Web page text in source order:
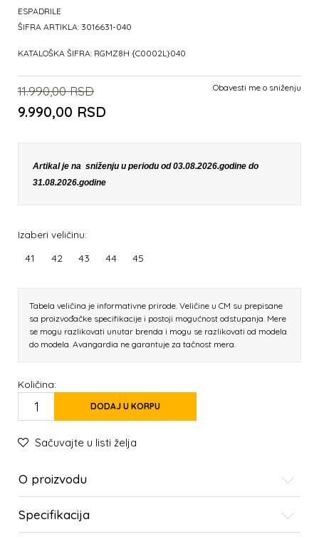
ESPADRILE
ŠIFRA ARTIKLA: 3016631-040
KATALOŠKA ŠIFRA: RGMZ8H {C0002L}040
11.990,00 RSD
9.990,00 RSD
Obavesti me o sniženju
Artikal je na sniženju u periodu od 03.08.2026.godine do
31.08.2026.godine
Izaberi veličinu:
41 42 43 44 45
Tabela veličina je informativne prirode. Veličine u CM su prepisane
sa proizvođačke specifikacije i postoji mogućnost odstupanja. Mere
se mogu razlikovati unutar brenda i mogu se razlikovati od modela
do modela. Avangardia ne garantuje za tačnost mera.
Količina:
DODAJ U KORPU
Sačuvajte u listi želja
O proizvodu
Specifikacija